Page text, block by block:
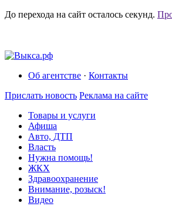
До перехода на сайт осталось секунд.
Об агентстве · Контакты
Прислать новость Реклама на сайте
Товары и услуги
Афиша
Авто, ДТП
Власть
Нужна помощь!
ЖКХ
Здравоохранение
Внимание, розыск!
Видео